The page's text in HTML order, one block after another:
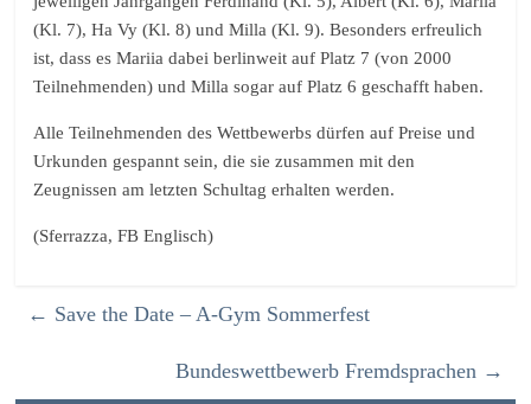
(Kl. 7), Ha Vy (Kl. 8) und Milla (Kl. 9). Besonders erfreulich
ist, dass es Mariia dabei berlinweit auf Platz 7 (von 2000
Teilnehmenden) und Milla sogar auf Platz 6 geschafft haben.
Alle Teilnehmenden des Wettbewerbs dürfen auf Preise und
Urkunden gespannt sein, die sie zusammen mit den
Zeugnissen am letzten Schultag erhalten werden.
(Sferrazza, FB Englisch)
← Save the Date – A-Gym Sommerfest
Bundeswettbewerb Fremdsprachen →